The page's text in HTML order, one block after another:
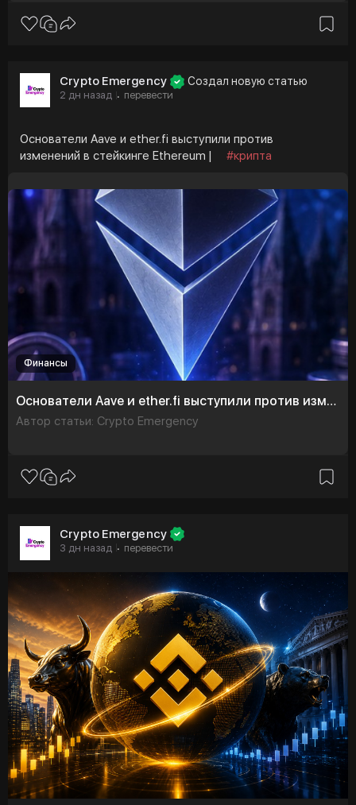
Crypto Emergency Создал новую статью
2 дн назад · перевести
Основатели Aave и ether.fi выступили против
изменений в стейкинге Ethereum |
#крипта
Финансы
Основатели Aave и ether.fi выступили против изменений в стейкинге Ethereum
Автор статьи: Crypto Emergency
Crypto Emergency
3 дн назад · перевести